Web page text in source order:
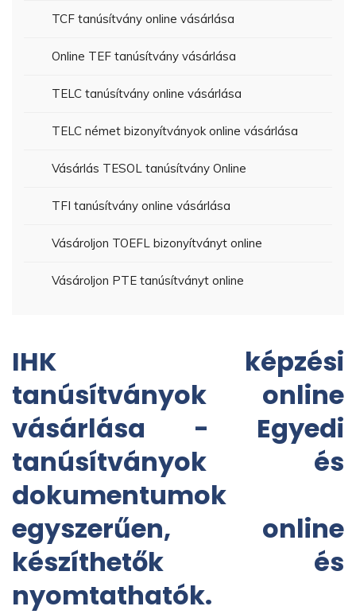
TCF tanúsítvány online vásárlása
Online TEF tanúsítvány vásárlása
TELC tanúsítvány online vásárlása
TELC német bizonyítványok online vásárlása
Vásárlás TESOL tanúsítvány Online
TFI tanúsítvány online vásárlása
Vásároljon TOEFL bizonyítványt online
Vásároljon PTE tanúsítványt online
IHK képzési
tanúsítványok online
vásárlása - Egyedi
tanúsítványok és
dokumentumok
egyszerűen, online
készíthetők és
nyomtathatók.